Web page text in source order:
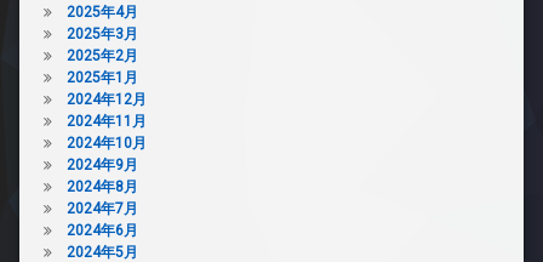
2025年4月
2025年3月
2025年2月
2025年1月
2024年12月
2024年11月
2024年10月
2024年9月
2024年8月
2024年7月
2024年6月
2024年5月